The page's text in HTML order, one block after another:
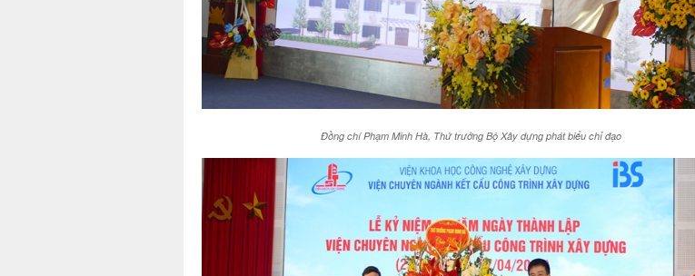
Đồng chí Phạm Minh Hà, Thứ trưởng Bộ Xây dựng phát biểu chỉ đạo